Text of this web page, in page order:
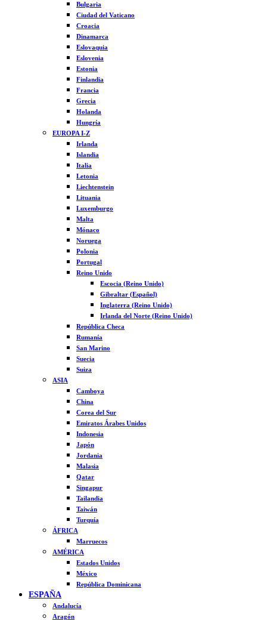
Bulgaria
Ciudad del Vaticano
Croacia
Dinamarca
Eslovaquia
Eslovenia
Estonia
Finlandia
Francia
Grecia
Holanda
Hungría
EUROPA I-Z
Irlanda
Islandia
Italia
Letonia
Liechtenstein
Lituania
Luxemburgo
Malta
Mónaco
Noruega
Polonia
Portugal
Reino Unido
Escocia (Reino Unido)
Gibraltar (Español)
Inglaterra (Reino Unido)
Irlanda del Norte (Reino Unido)
República Checa
Rumanía
San Marino
Suecia
Suiza
ASIA
Camboya
China
Corea del Sur
Emiratos Árabes Unidos
Indonesia
Japón
Jordania
Malasia
Qatar
Singapur
Tailandia
Taiwán
Turquía
ÁFRICA
Marruecos
AMÉRICA
Estados Unidos
México
República Dominicana
ESPAÑA
Andalucía
Aragón